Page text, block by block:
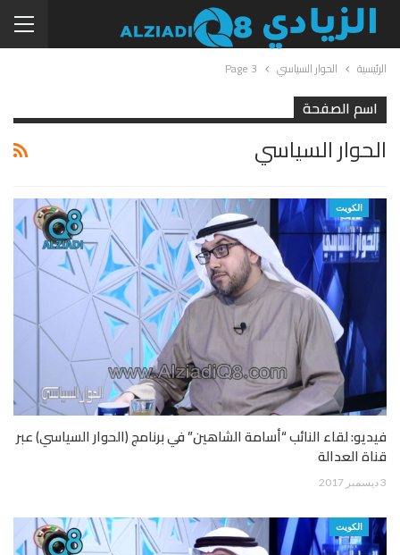
الرئيسية الحوار السياسي Page 3
اسم الصفحة
الحوار السياسي
الكويت
فيديو: لقاء النائب “أسامة الشاهين” في برنامج (الحوار السياسي) عبر
قناة العدالة
3 ديسمبر 2017
الكويت